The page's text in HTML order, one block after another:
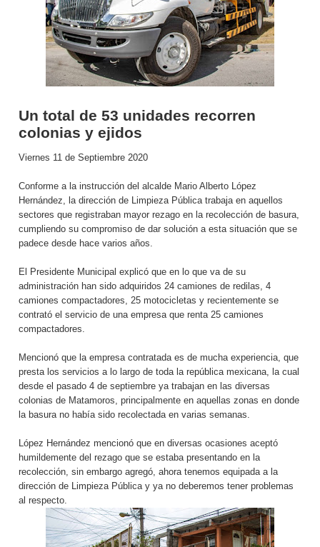
Un total de 53 unidades recorren
colonias y ejidos
Viernes 11 de Septiembre 2020
Conforme a la instrucción del alcalde Mario Alberto López
Hernández, la dirección de Limpieza Pública trabaja en aquellos
sectores que registraban mayor rezago en la recolección de basura,
cumpliendo su compromiso de dar solución a esta situación que se
padece desde hace varios años.
El Presidente Municipal explicó que en lo que va de su
administración han sido adquiridos 24 camiones de redilas, 4
camiones compactadores, 25 motocicletas y recientemente se
contrató el servicio de una empresa que renta 25 camiones
compactadores.
Mencionó que la empresa contratada es de mucha experiencia, que
presta los servicios a lo largo de toda la república mexicana, la cual
desde el pasado 4 de septiembre ya trabajan en las diversas
colonias de Matamoros, principalmente en aquellas zonas en donde
la basura no había sido recolectada en varias semanas.
López Hernández mencionó que en diversas ocasiones aceptó
humildemente del rezago que se estaba presentando en la
recolección, sin embargo agregó, ahora tenemos equipada a la
dirección de Limpieza Pública y ya no deberemos tener problemas
al respecto.